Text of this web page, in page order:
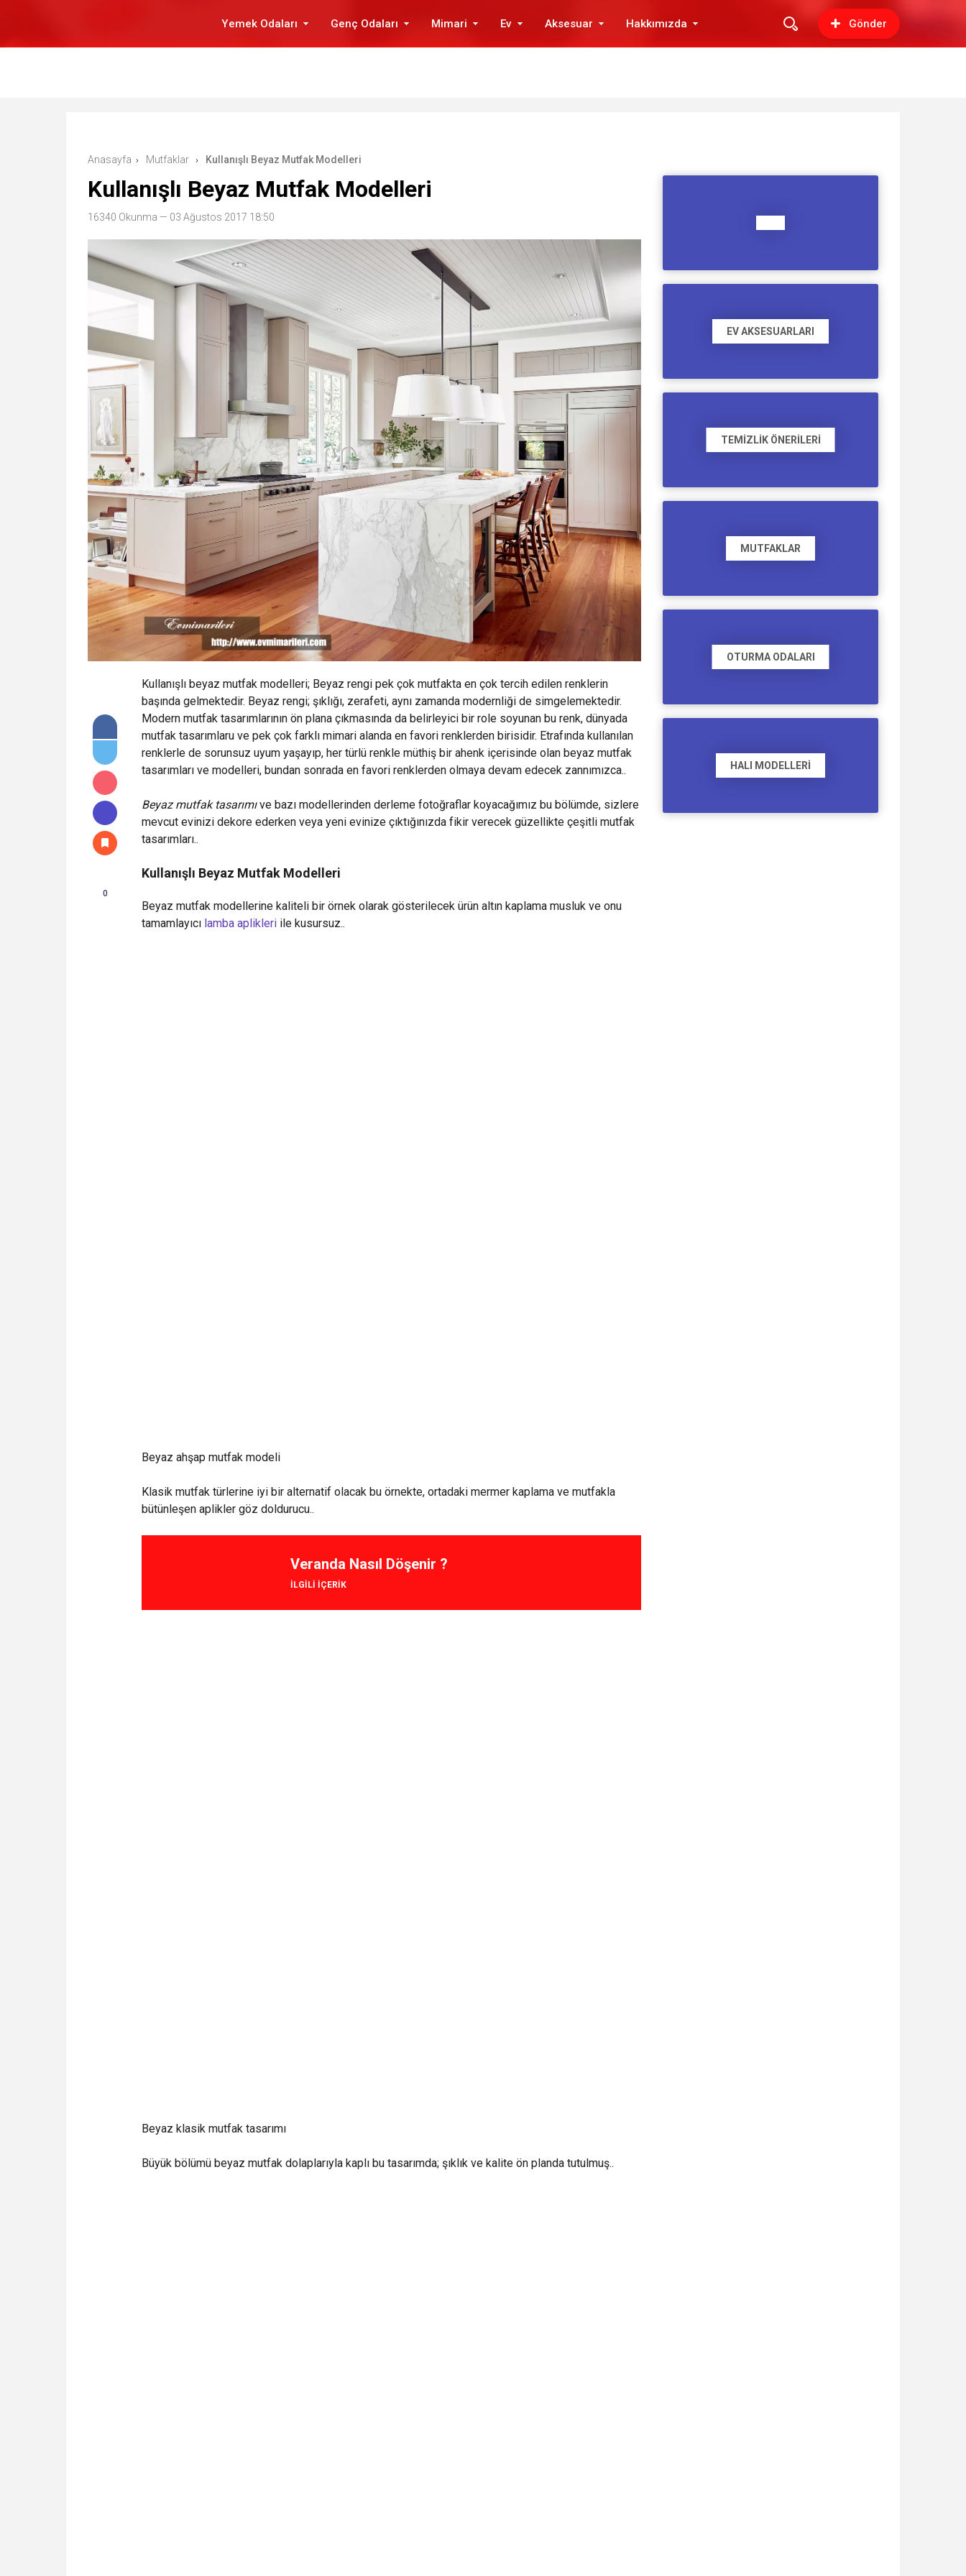
Yemek Odaları Genç Odaları Mimari Ev Aksesuar Hakkımızda Gönder
Anasayfa › Mutfaklar › Kullanışlı Beyaz Mutfak Modelleri
Kullanışlı Beyaz Mutfak Modelleri
16340 Okunma — 03 Ağustos 2017 18:50
0
Kullanışlı beyaz mutfak modelleri; Beyaz rengi pek çok mutfakta en çok tercih edilen renklerin
başında gelmektedir. Beyaz rengi; şıklığı, zerafeti, aynı zamanda modernliği de simgelemektedir.
Modern mutfak tasarımlarının ön plana çıkmasında da belirleyici bir role soyunan bu renk, dünyada
mutfak tasarımlaru ve pek çok farklı mimari alanda en favori renklerden birisidir. Etrafında kullanılan
renklerle de sorunsuz uyum yaşayıp, her türlü renkle müthiş bir ahenk içerisinde olan beyaz mutfak
tasarımları ve modelleri, bundan sonrada en favori renklerden olmaya devam edecek zannımızca..
Beyaz mutfak tasarımıve bazı modellerinden derleme fotoğraflar koyacağımız bu bölümde, sizlere
mevcut evinizi dekore ederken veya yeni evinize çıktığınızda fikir verecek güzellikte çeşitli mutfak
tasarımları..
Kullanışlı Beyaz Mutfak Modelleri
Beyaz mutfak modellerine kaliteli bir örnek olarak gösterilecek ürün altın kaplama musluk ve onu
tamamlayıcı lamba aplikleri ile kusursuz..
Beyaz ahşap mutfak modeli
Klasik mutfak türlerine iyi bir alternatif olacak bu örnekte, ortadaki mermer kaplama ve mutfakla
bütünleşen aplikler göz doldurucu..
ILGILI IÇERIK
Veranda Nasıl Döşenir ?
Beyaz klasik mutfak tasarımı
Büyük bölümü beyaz mutfak dolaplarıyla kaplı bu tasarımda; şıklık ve kalite ön planda tutulmuş..
EV AKSESUARLARI
TEMIZLIK ÖNERILERI
MUTFAKLAR
OTURMA ODALARI
HALI MODELLERI